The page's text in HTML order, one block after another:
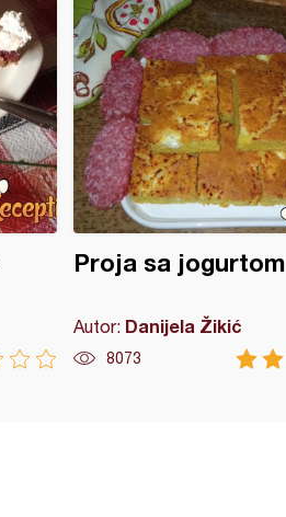
Proja sa jogurtom
Autor: Danijela Žikić
8073